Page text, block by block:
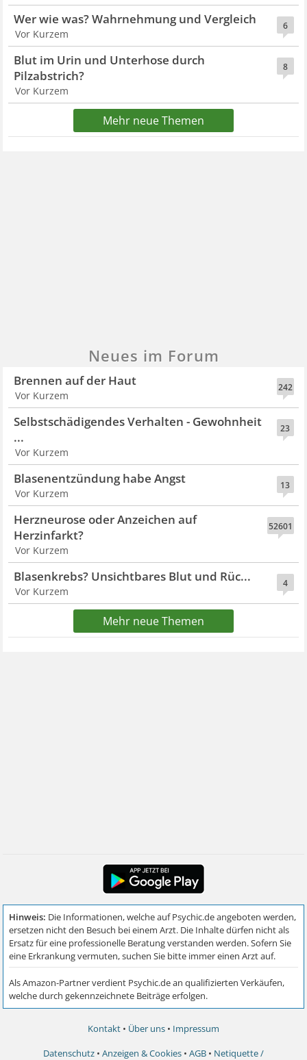
6
Wer wie was? Wahrnehmung und Vergleich
Vor Kurzem
8
Blut im Urin und Unterhose durch
Pilzabstrich?
Vor Kurzem
Mehr neue Themen
Neues im Forum
242
Brennen auf der Haut
Vor Kurzem
23
Selbstschädigendes Verhalten - Gewohnheit
...
Vor Kurzem
13
Blasenentzündung habe Angst
Vor Kurzem
52601
Herzneurose oder Anzeichen auf
Herzinfarkt?
Vor Kurzem
4
Blasenkrebs? Unsichtbares Blut und Rüc...
Vor Kurzem
Mehr neue Themen
Kontakt • Über uns • Impressum
Datenschutz • Anzeigen & Cookies • AGB • Netiquette /